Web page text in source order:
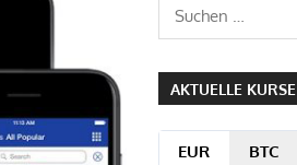
AKTUELLE KURSE
EUR BTC